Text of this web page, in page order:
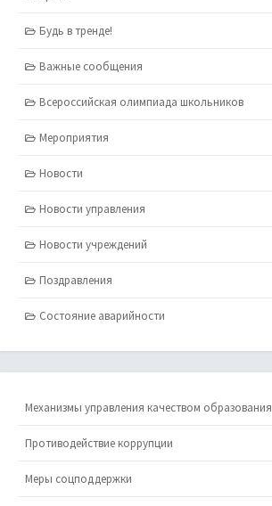
Будь в тренде!
Важные сообщения
Всероссийская олимпиада школьников
Мероприятия
Новости
Новости управления
Новости учреждений
Поздравления
Состояние аварийности
Механизмы управления качеством образования
Противодействие коррупции
Меры соцподдержки